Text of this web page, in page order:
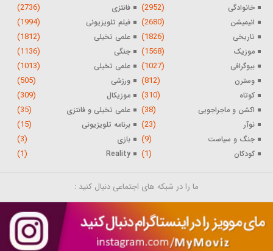
خانوادگی (2952) فانتزی (2736)
انیمیشن (2680) فیلم تلویزیونی (1994)
تاریخی (1826) علمی تخیلی (1812)
موزیک (1568) جنگی (1136)
بیوگرافی (1027) علمی تخیلی (1013)
وسترن (812) ورزشی (505)
کوتاه (310) موزیکال (309)
اکشن و ماجراجویی (38) علمی تخیلی و فانتزی (35)
نوآر (23) برنامه تلویزیونی (15)
جنگ و سیاست (9) بازی (3)
کودکان (1)
Reality
(1)
ما را در شبکه های اجتماعی دنبال کنید :